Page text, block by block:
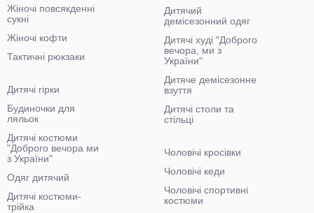
Жіночі повсякденні
сукні
Жіночі кофти
Тактичні рюкзаки
Дитячий
демісезонний одяг
Дитячі худі "Доброго
вечора, ми з
України"
Дитяче демісезонне
взуття
Дитячі столи та
стільці
Дитячі гірки
Будиночки для
ляльок
Дитячі костюми
"Доброго вечора ми
з України"
Одяг дитячий
Дитячі костюми-
трійка
Чоловічі кросівки
Чоловічі кеди
Чоловічі спортивні
костюми